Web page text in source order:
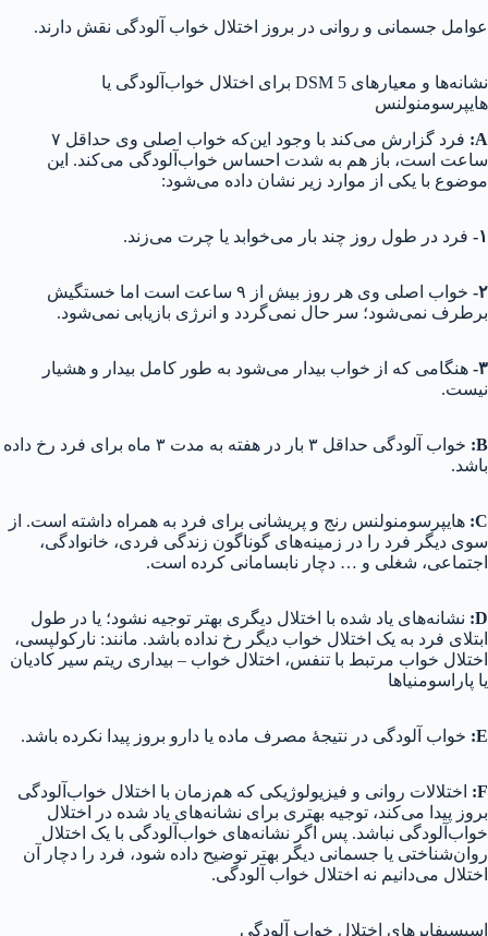
عوامل جسمانی و روانی در بروز اختلال خواب آلودگی نقش دارند.
نشانه‌ها و معیارهای DSM 5 برای اختلال خواب‌آلودگی یا
هایپرسومنولنس
A
:
فرد گزارش می‌کند با وجود این‌که خواب اصلی وی حداقل ۷
ساعت است، باز هم به شدت احساس خواب‌آلودگی می‌کند. این
موضوع با یکی از موارد زیر نشان داده می‌شود:
۱- فرد در طول روز چند بار می‌خوابد یا چرت می‌زند.
۲-
خواب اصلی وی هر روز بیش از ۹ ساعت است اما خستگیش
برطرف نمی‌شود؛ سر حال نمی‌گردد و انرژی بازیابی نمی‌شود.
۳- هنگامی که از خواب بیدار می‌شود به طور کامل بیدار و هشیار
نیست.
B
:
خواب آلودگی حداقل ۳ بار در هفته به مدت ۳ ماه برای فرد رخ داده
باشد.
C
: هایپرسومنولنس رنج و پریشانی برای فرد به همراه داشته است. از
سوی دیگر فرد را در زمینه‌های گوناگون زندگی فردی، خانوادگی،
اجتماعی، شغلی و … دچار نابسامانی کرده است.
D
: نشانه‌های یاد شده با اختلال دیگری بهتر توجیه نشود؛ یا در طول
ابتلای فرد به یک اختلال خواب دیگر رخ نداده باشد. مانند: نارکولپسی،
اختلال خواب مرتبط با تنفس، اختلال خواب – بیداری ریتم سیر کادیان
یا پاراسومنیاها
E
: خواب آلودگی در نتیجهٔ مصرف ماده یا دارو بروز پیدا نکرده باشد.
F
: اختلالات روانی و فیزیولوژیکی که هم‌زمان با اختلال خواب‌آلودگی
بروز پیدا می‌کند، توجیه بهتری برای نشانه‌های یاد شده در اختلال
خواب‌آلودگی نباشد. پس اگر نشانه‌های خواب‌آلودگی با یک اختلال
روان‌شناختی یا جسمانی دیگر بهتر توضیح داده شود، فرد را دچار آن
اختلال می‌دانیم نه اختلال خواب آلودگی.
اسپسیفایرهای اختلال خواب آلودگی